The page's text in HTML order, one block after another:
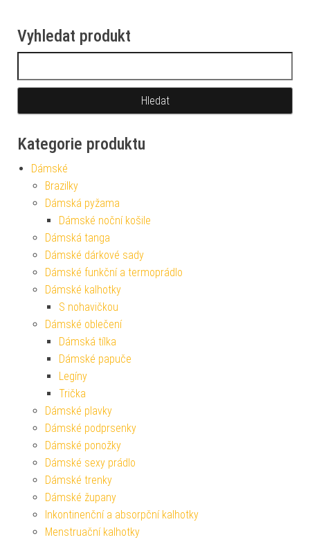
Vyhledat produkt
Kategorie produktu
Dámské
Brazilky
Dámská pyžama
Dámské noční košile
Dámská tanga
Dámské dárkové sady
Dámské funkční a termoprádlo
Dámské kalhotky
S nohavičkou
Dámské oblečení
Dámská tílka
Dámské papuče
Legíny
Trička
Dámské plavky
Dámské podprsenky
Dámské ponožky
Dámské sexy prádlo
Dámské trenky
Dámské župany
Inkontinenční a absorpční kalhotky
Menstruační kalhotky